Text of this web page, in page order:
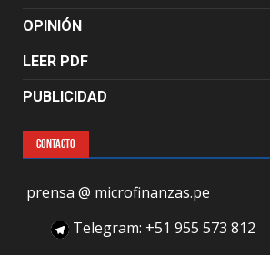
OPINIÓN
LEER PDF
PUBLICIDAD
CONTACTO
prensa @ microfinanzas.pe
Telegram: +51 955 573 812